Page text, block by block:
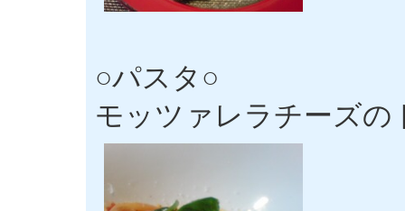
○パスタ○
モッツァレラチーズの